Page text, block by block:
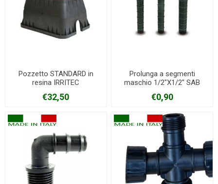
Pozzetto STANDARD in
resina IRRITEC
€32,50
Prolunga a segmenti
maschio 1/2"X1/2" SAB
€0,90